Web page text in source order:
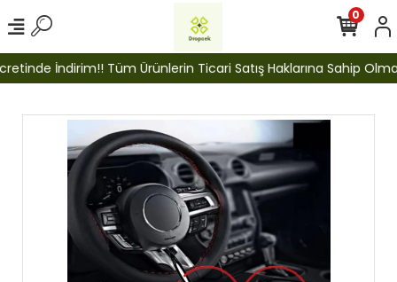
İndirim!! Tüm Ürünlerin Ticari Satış Haklarına Sahip
0